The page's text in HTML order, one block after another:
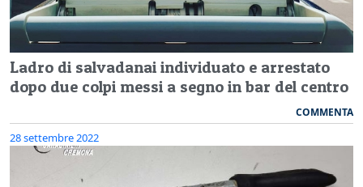
Ladro di salvadanai individuato e arrestato
dopo due colpi messi a segno in bar del centro
COMMENTA
28 settembre 2022